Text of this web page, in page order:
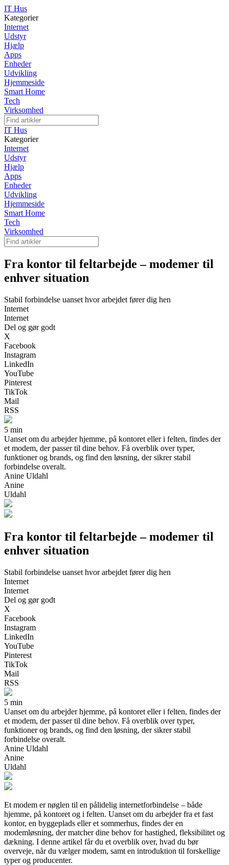
IT Hus
Kategorier
Internet
Udstyr
Hjælp
Apps
Enheder
Udvikling
Hjemmeside
Smart Home
Tech
Virksomhed
IT Hus
Kategorier
Internet
Udstyr
Hjælp
Apps
Enheder
Udvikling
Hjemmeside
Smart Home
Tech
Virksomhed
Fra kontor til feltarbejde – modemer til
enhver situation
Stabil forbindelse uanset hvor arbejdet fører dig hen
Internet
Internet
Del og gør godt
X
Facebook
Instagram
LinkedIn
YouTube
Pinterest
TikTok
Mail
RSS
5 min
Uanset om du arbejder hjemme, på kontoret eller i felten, findes der
et modem, der passer til dine behov. Få overblik over typer,
funktioner og brands, og find den løsning, der sikrer stabil
forbindelse overalt.
Anine Uldahl
Anine
Uldahl
Fra kontor til feltarbejde – modemer til
enhver situation
Stabil forbindelse uanset hvor arbejdet fører dig hen
Internet
Internet
Del og gør godt
X
Facebook
Instagram
LinkedIn
YouTube
Pinterest
TikTok
Mail
RSS
5 min
Uanset om du arbejder hjemme, på kontoret eller i felten, findes der
et modem, der passer til dine behov. Få overblik over typer,
funktioner og brands, og find den løsning, der sikrer stabil
forbindelse overalt.
Anine Uldahl
Anine
Uldahl
Et modem er nøglen til en pålidelig internetforbindelse – både
hjemme, på kontoret og i felten. Uanset om du arbejder fra et fast
kontor, en byggeplads eller et sommerhus, findes der en
modemløsning, der matcher dine behov for hastighed, fleksibilitet og
dækning. I denne artikel får du et overblik over, hvad du bør
overveje, når du vælger modem, samt en introduktion til forskellige
typer og producenter.